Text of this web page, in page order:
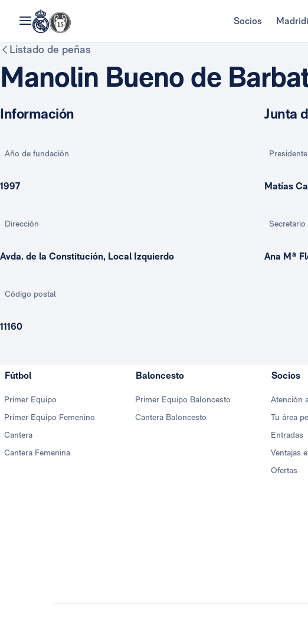
Socios
Listado de peñas
Manolin Bueno de
Información
Año de fundación
1997
Dirección
Avda. de la Constitución, Local Izquierdo
Código postal
11160
Junta
Presidente
Matías
Secretario
Ana Mª
Fútbol
Primer Equipo
Primer Equipo Femenino
Cantera
Cantera Femenina
Baloncesto
Primer Equipo Baloncesto
Cantera Baloncesto
Socios
Atención
Tu área
Entradas
Ventajas
Ofertas